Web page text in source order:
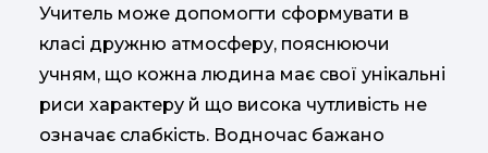
Учитель може допомогти сформувати в
класі дружню атмосферу, пояснюючи
учням, що кожна людина має свої унікальні
риси характеру й що висока чутливість не
означає слабкість. Водночас бажано